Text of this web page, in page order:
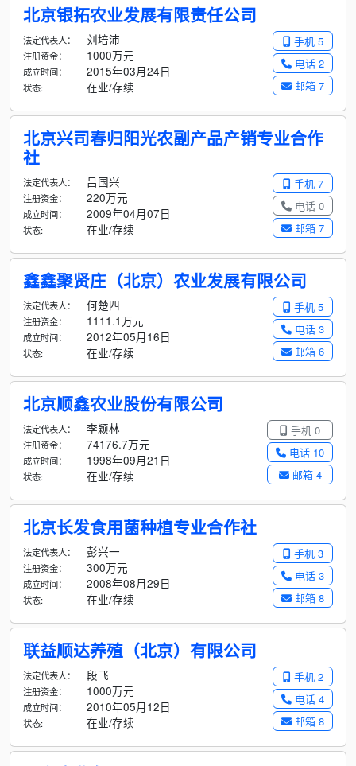
北京银拓农业发展有限责任公司
手机 5
电话 2
邮箱 7
法定代表人： 刘培沛
注册资金： 1000万元
成立时间： 2015年03月24日
状态: 在业/存续
北京兴司春归阳光农副产品产销专业合作
社
手机 7
电话 0
邮箱 7
法定代表人： 吕国兴
注册资金： 220万元
成立时间： 2009年04月07日
状态: 在业/存续
鑫鑫聚贤庄（北京）农业发展有限公司
手机 5
电话 3
邮箱 6
法定代表人： 何楚四
注册资金： 1111.1万元
成立时间： 2012年05月16日
状态: 在业/存续
北京顺鑫农业股份有限公司
手机 0
电话 10
邮箱 4
法定代表人： 李颖林
注册资金： 74176.7万元
成立时间： 1998年09月21日
状态: 在业/存续
北京长发食用菌种植专业合作社
手机 3
电话 3
邮箱 8
法定代表人： 彭兴一
注册资金： 300万元
成立时间： 2008年08月29日
状态: 在业/存续
联益顺达养殖（北京）有限公司
手机 2
电话 4
邮箱 8
法定代表人： 段飞
注册资金： 1000万元
成立时间： 2010年05月12日
状态: 在业/存续